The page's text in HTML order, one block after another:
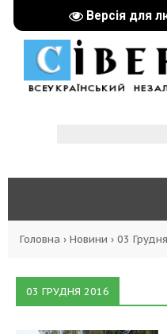
Версія для
Головна › Новини › 03
03 ГРУДНЯ 2016